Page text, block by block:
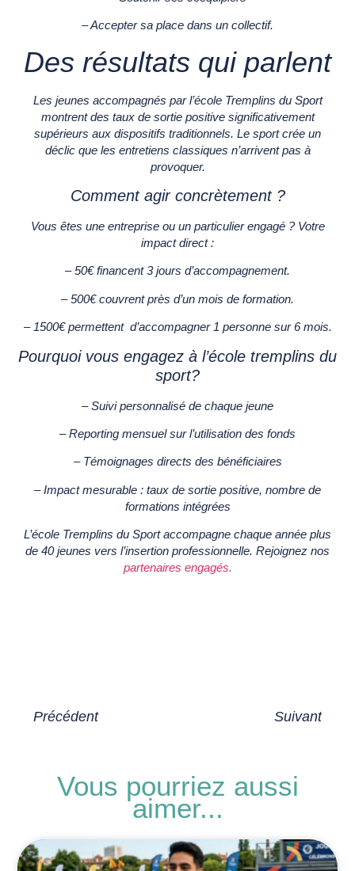
– Accepter sa place dans un collectif.
Des résultats qui parlent
Les jeunes accompagnés par l’école Tremplins du Sport
montrent des taux de sortie positive significativement
supérieurs aux dispositifs traditionnels. Le sport crée un
déclic que les entretiens classiques n’arrivent pas à
provoquer.
Comment agir concrètement ?
Vous êtes une entreprise ou un particulier engagé ? Votre
impact direct :
–50€financent 3 jours d’accompagnement.
–500€couvrent près d’un mois de formation.
– 1500€permettent d’accompagner 1 personne sur 6 mois.
Pourquoi vous engagez à l’école tremplins du
sport?
– Suivi personnalisé de chaque jeune
– Reporting mensuel sur l’utilisation des fonds
– Témoignages directs des bénéficiaires
– Impact mesurable : taux de sortie positive, nombre de
formations intégrées
L’école Tremplins du Sport accompagne chaque année plus
de 40 jeunes vers l’insertion professionnelle. Rejoignez nos
partenaires engagés.
Précédent Suivant
Vous pourriez aussi
aimer...